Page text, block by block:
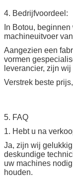
4. Bedrijfvoordeel:
In Botou,
machineuitvoer
Aangezien een
vormen
leverancier, zijn
Verstrek beste
5. FAQ
1. Hebt u na
Ja, zijn wij
deskundige
uw machines
houden.